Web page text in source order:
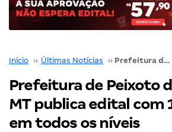
Início ›› Últimas Notícias ›› Prefeitura de Peixoto de Azevedo MT publica edital com 174 vagas em todos os níveis
Prefeitura de Peixoto
MT publica edital com
em todos os níveis